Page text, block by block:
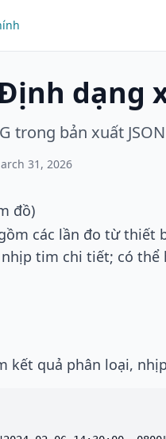
Định dạng
trong bản xuất JSON
31, 2026
đồ)
các lần đo từ
tim chi tiết; có thể
kết quả phân loại,